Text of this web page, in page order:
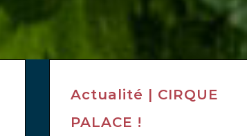
Actualité | CIRQUE
PALACE !